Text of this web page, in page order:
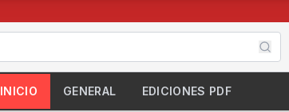
INICIO GENERAL EDICIONES PDF